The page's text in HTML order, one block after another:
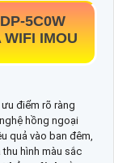
5C0W
IMOU
điểm rõ ràng
hồng ngoại
quả vào ban đêm,
hình màu sắc